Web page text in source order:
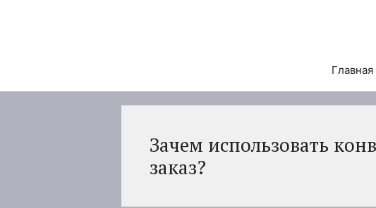
Главная
Зачем использовать
заказ?